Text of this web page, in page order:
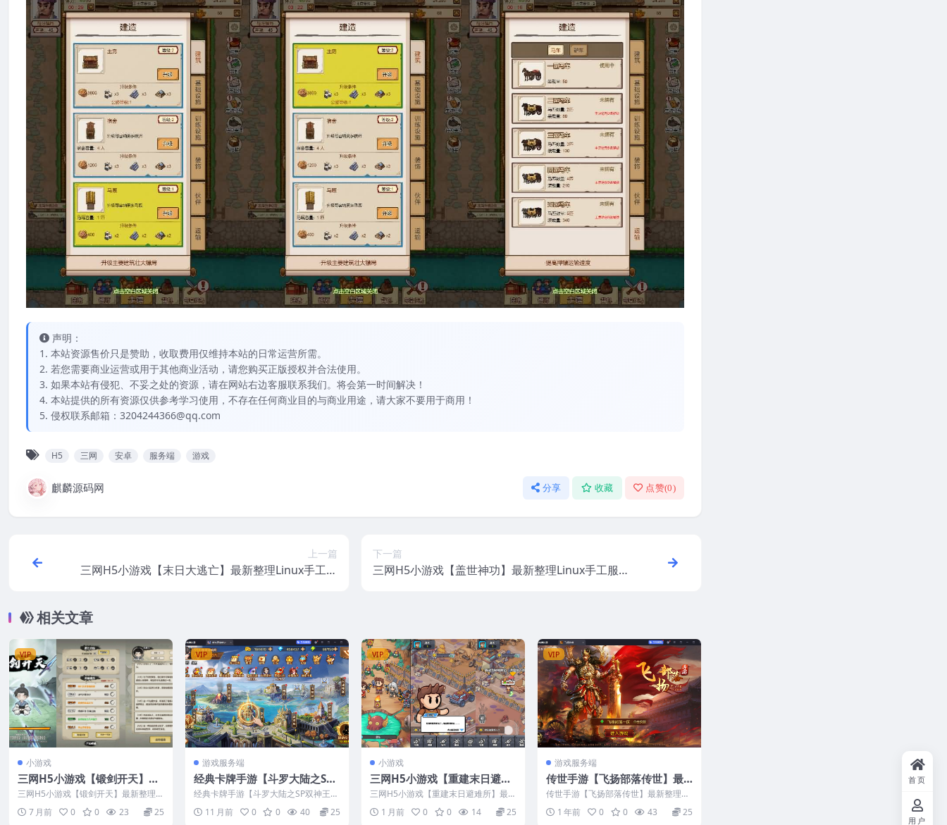
声明：
1. 本站资源售价只是赞助，收取费用仅维持本站的日常运营所需。
2. 若您需要商业运营或用于其他商业活动，请您购买正版授权并合法使用。
3. 如果本站有侵犯、不妥之处的资源，请在网站右边客服联系我们。将会第一时间解决！
4. 本站提供的所有资源仅供参考学习使用，不存在任何商业目的与商业用途，请大家不要用于商用！
5. 侵权联系邮箱：3204244366@qq.com
H5 三网 安卓 服务端 游戏
麒麟源码网 分享 收藏 点赞(0)
上一篇
三网H5小游戏【末日大逃亡】最新整理Linux手工服
下一篇
三网H5小游戏【盖世神功】最新整理Linux手工服务
相关文章
VIP
小游戏
三网H5小游戏【锻剑开天】最
新整理Linux手工服务端+安卓
三网H5小游戏【锻剑开天】最新整理Li
nux手工服务端+安卓
7 月前 0 0 23 25
VIP
游戏服务端
经典卡牌手游【斗罗大陆之SP
双神王完整版】最新整理Cent
OS手工服务端+CDK多功能授
权后台+安卓+视频教程
经典卡牌手游【斗罗大陆之SP双神王完
整版】最新整理CentOS手工服务端+C
DK...11 月前 0 0 40 25
VIP
小游戏
三网H5小游戏【重建末日避难
所】最新整理Linux手工服务端
+安卓
三网H5小游戏【重建末日避难所】最新
整理Linux手工服务端+安卓
1 月前 0 0 14 25
VIP
游戏服务端
传世手游【飞扬部落传世】最
新整理CentOS手工服务端+G
M授权后台+安卓苹果双端+视
频教程
传世手游【飞扬部落传世】最新整理Ce
ntOS手工服务端+GM授权后台+安卓苹
果双...1 年前 0 0 43 25
首页
用户